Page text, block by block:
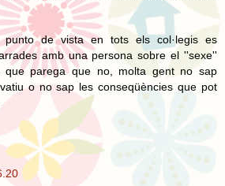
punto de vista en tots els col·legis es
amb una persona sobre el ''sexe''
que parega que no, molta gent no sap
o no sap les conseqüències que pot